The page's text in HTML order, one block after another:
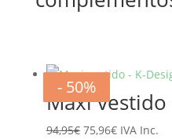
- 20%
Maxi vestido
94,95€ El
75,96€ElIVA Inc.
- 20%
- 20%
- 20%
- 20%
- 20%
- 50%
- 50%